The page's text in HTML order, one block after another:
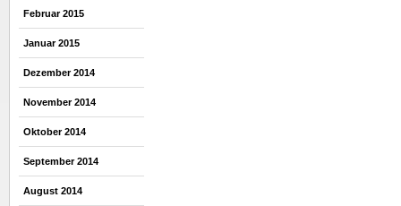
Februar 2015
Januar 2015
Dezember 2014
November 2014
Oktober 2014
September 2014
August 2014